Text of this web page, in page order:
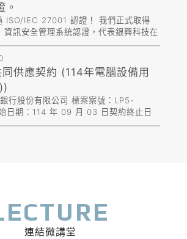
。
ISO/IEC 27001 認證！ 我們正式取得
訊安全管理系統認證，代表銀興科技在
理與服務流程上皆符合國際標準。 未
更專業、更嚴謹的資安管理，為客戶
供應契約 (114年電腦設備用
行股份有限公司 標案案號：LP5-
日期：114 年 09 月 03 日契約終止日
31 日 分類：電腦設備用品(企業電腦)
連結微講堂